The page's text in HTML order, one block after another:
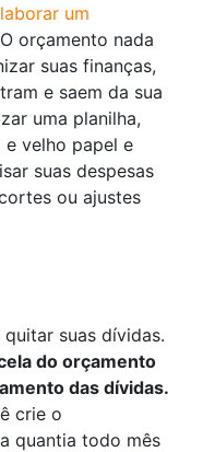
um
orçamento nada
suas finanças,
e saem da sua
uma planilha,
velho papel e
suas despesas
ou ajustes
suas dívidas.
do orçamento
das dívidas.
crie o
quantia todo mês